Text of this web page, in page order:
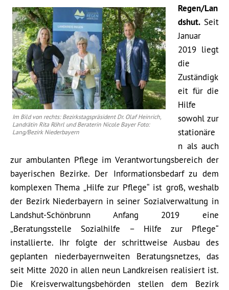
Im Bild von rechts: Bezirkstagspräsident Dr. Olaf Heinrich,
Landrätin Rita Röhrl und Beraterin Nicole Bayer Foto:
Lang/Bezirk Niederbayern
Regen/Lan
dshut. Seit
Januar
2019 liegt
die
Zuständigk
eit für die
Hilfe
sowohl zur
stationäre
n als auch
zur ambulanten Pflege im Verantwortungsbereich der
bayerischen Bezirke. Der Informationsbedarf zu dem
komplexen Thema „Hilfe zur Pflege“ ist groß, weshalb
der Bezirk Niederbayern in seiner Sozialverwaltung in
Landshut-Schönbrunn Anfang 2019 eine
„Beratungsstelle Sozialhilfe – Hilfe zur Pflege“
installierte. Ihr folgte der schrittweise Ausbau des
geplanten niederbayernweiten Beratungsnetzes, das
seit Mitte 2020 in allen neun Landkreisen realisiert ist.
Die Kreisverwaltungsbehörden stellen dem Bezirk